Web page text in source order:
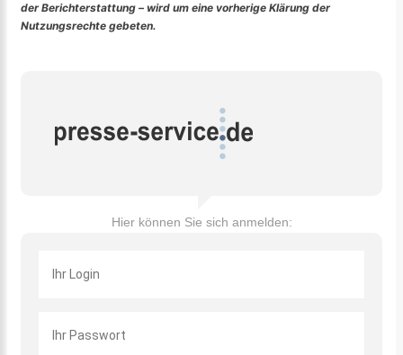
der Berichterstattung – wird um eine vorherige Klärung der
Nutzungsrechte gebeten.
Hier können Sie sich anmelden: